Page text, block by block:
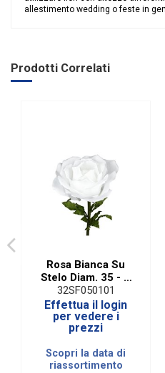
allestimento wedding o feste in
Prodotti Correlati
Rosa Bianca Su
Stelo Diam. 35 - H
100 Cm
32SF050101
Effettua il login
per vedere i
prezzi
Scopri la data di
riassortimento